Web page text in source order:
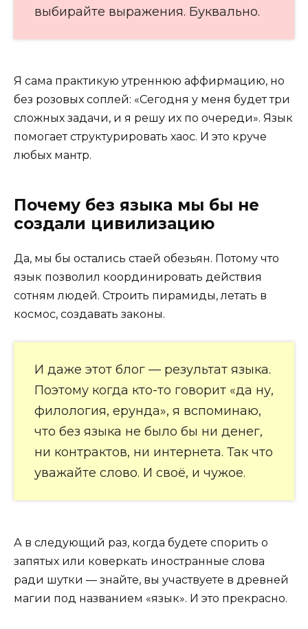
выбирайте выражения. Буквально.
Я сама практикую утреннюю аффирмацию, но
без розовых соплей: «Сегодня у меня будет три
сложных задачи, и я решу их по очереди». Язык
помогает структурировать хаос. И это круче
любых мантр.
Почему без языка мы бы не
создали цивилизацию
Да, мы бы остались стаей обезьян. Потому что
язык позволил координировать действия
сотням людей. Строить пирамиды, летать в
космос, создавать законы.
И даже этот блог — результат языка.
Поэтому когда кто-то говорит «да ну,
филология, ерунда», я вспоминаю,
что без языка не было бы ни денег,
ни контрактов, ни интернета. Так что
уважайте слово. И своё, и чужое.
А в следующий раз, когда будете спорить о
запятых или коверкать иностранные слова
ради шутки — знайте, вы участвуете в древней
магии под названием «язык». И это прекрасно.